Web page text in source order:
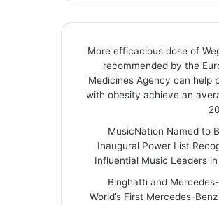
More efficacious dose of
recommended by the
Medicines Agency can help
with obesity achieve an
MusicNation Named to
Inaugural Power List
Influential Music Leaders
Binghatti and
World’s First Mercedes-